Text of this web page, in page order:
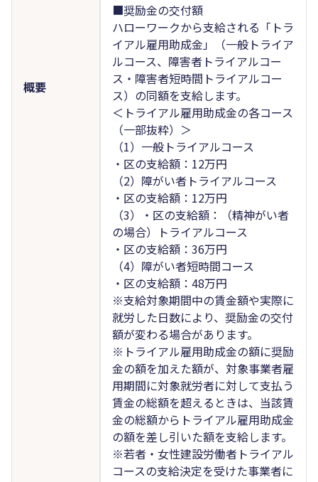
概要
■奨励金の交付額
ハローワークから支給される「トラ
イアル雇用助成金」（一般トライア
ルコース、障害者トライアルコー
ス・障害者短時間トライアルコー
ス）の同額を支給します。
＜トライアル雇用助成金の各コース
（一部抜粋）＞
（1）一般トライアルコース
・区の支給額：12万円
（2）障がい者トライアルコース
・区の支給額：12万円
（3）・区の支給額：（精神がい者
の場合）トライアルコース
・区の支給額：36万円
（4）障がい者短時間コース
・区の支給額：48万円
※支給対象期間中の賃金額や実際に
就労した日数により、奨励金の交付
額が変わる場合があります。
※トライアル雇用助成金の額に奨励
金の額を加えた額が、対象事業者雇
用期間に対象就労者に対して支払う
賃金の総額を超えるときは、当該賃
金の総額からトライアル雇用助成金
の額を差し引いた額を支給します。
※若者・女性建設労働者トライアル
コースの支給決定を受けた事業者に